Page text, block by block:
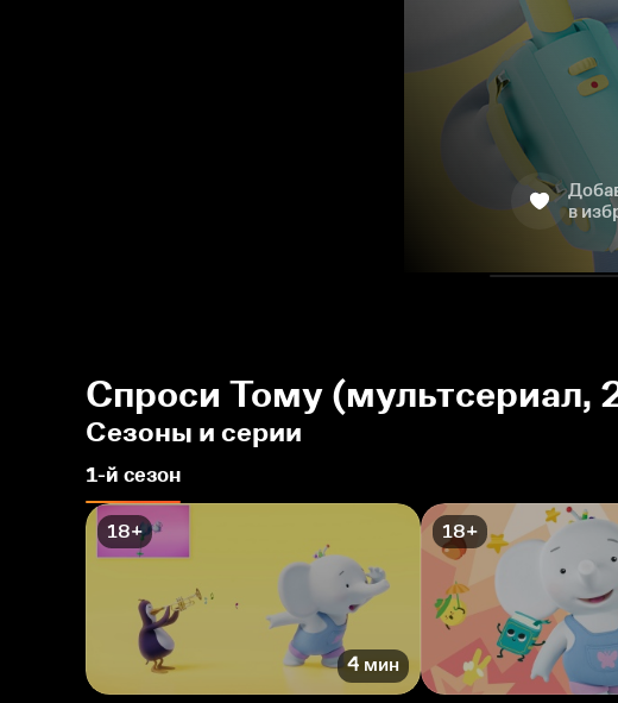
в
Спроси Тому (мультсериал,
Сезоны и серии
1-й сезон
18+
4 мин
18+